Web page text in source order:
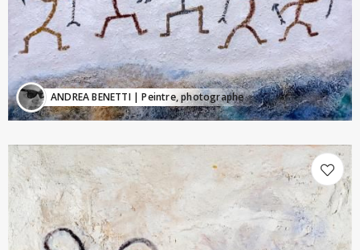
ANDREA BENETTI| Peintre, photographe